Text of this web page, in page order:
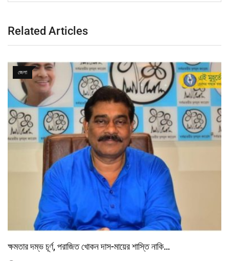
Related Articles
জেলা
ক্ষমতার দম্ভ চূর্ণ, পরাজিত খোকন দাস-মায়ের শাস্তি নাকি…